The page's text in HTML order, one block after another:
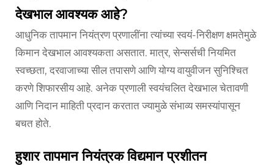
देखभाल आवश्यक आहे?
आधुनिक तापमान नियंत्रण प्रणालींना त्यांच्या स्वयं-निरीक्षण क्षमतेमुळे
किमान देखभाल आवश्यकता असतात. मात्र, सेन्सर्सची नियमित
स्वच्छता, दरवाजाच्या सील तपासणे आणि योग्य वायुवीजन सुनिश्चित
करणे शिफारसीय आहे. अनेक प्रणाली स्वयंचलित देखभाल चेतावणी
आणि निदान माहिती प्रदान करतात ज्यामुळे संभाव्य समस्यांपासून
बचत होते.
हुशार तापमान नियंत्रक विद्यमान प्रशीतन